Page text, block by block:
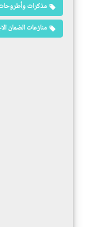
مذكرات
منازعات الضمان